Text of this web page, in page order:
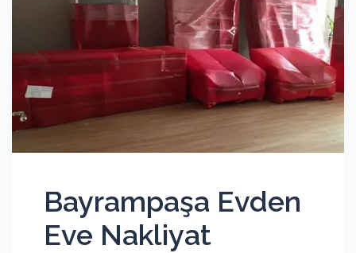
Bayrampaşa Evden
Eve Nakliyat